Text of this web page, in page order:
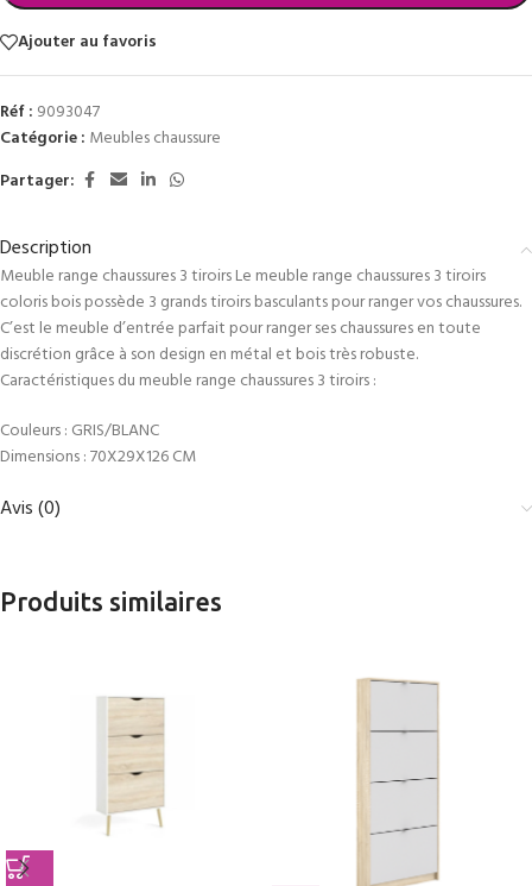
Ajouter au favoris
Réf : 9093047
Catégorie : Meubles chaussure
Partager:
Description
Meuble range chaussures 3 tiroirs Le meuble range chaussures 3 tiroirs
coloris bois possède 3 grands tiroirs basculants pour ranger vos chaussures.
C’est le meuble d’entrée parfait pour ranger ses chaussures en toute
discrétion grâce à son design en métal et bois très robuste.
Caractéristiques du meuble range chaussures 3 tiroirs :
Couleurs : GRIS/BLANC
Dimensions : 70X29X126 CM
Avis (0)
Produits similaires